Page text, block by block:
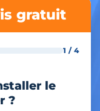
gratuit
1 / 4
le
?